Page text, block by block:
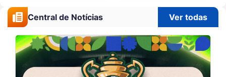
Central de Notícias Ver todas